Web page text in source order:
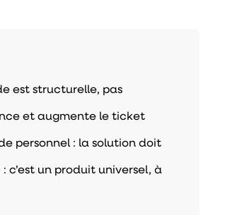
est structurelle, pas
et augmente le ticket
personnel : la solution doit
c’est un produit universel, à